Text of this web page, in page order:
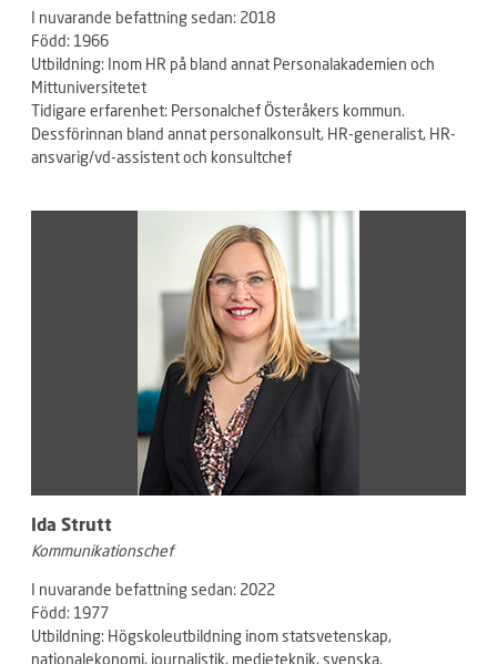
I nuvarande befattning sedan: 2018
Född: 1966
Utbildning: Inom HR på bland annat Personalakademien och
Mittuniversitetet
Tidigare erfarenhet: Personalchef Österåkers kommun.
Dessförinnan bland annat personalkonsult, HR-generalist, HR-
ansvarig/vd-assistent och konsultchef
Ida Strutt
Kommunikationschef
I nuvarande befattning sedan: 2022
Född: 1977
Utbildning: Högskoleutbildning inom statsvetenskap,
nationalekonomi, journalistik, medieteknik, svenska.